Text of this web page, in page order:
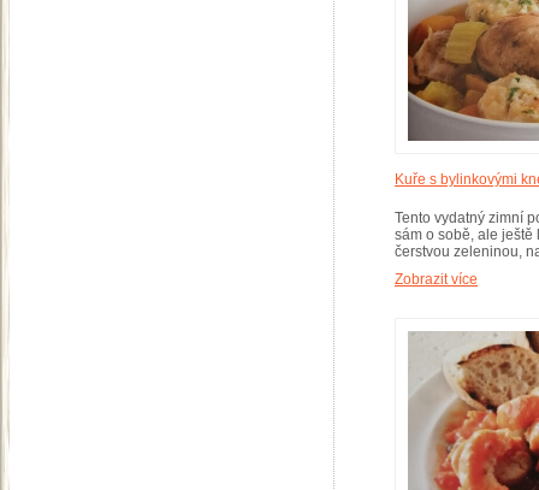
Kuře s bylinkovými
Tento vydatný zimní
sám o sobě, ale
čerstvou zeleninou,
Zobrazit více